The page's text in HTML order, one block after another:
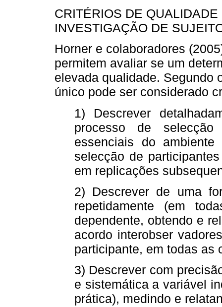
CRITÉRIOS DE
INVESTIGAÇÃO DE
Horner e colaboradores
permitem avaliar se um
elevada qualidade. Segundo
único pode ser considerado
1) Descrever
processo de
essenciais do
selecção de
em replicações
2) Descrever de uma
repetidamente (em
dependente, obtendo e
acordo interobser
participante, em todas as
3) Descrever com
e sistemática a variável
prática), medindo e